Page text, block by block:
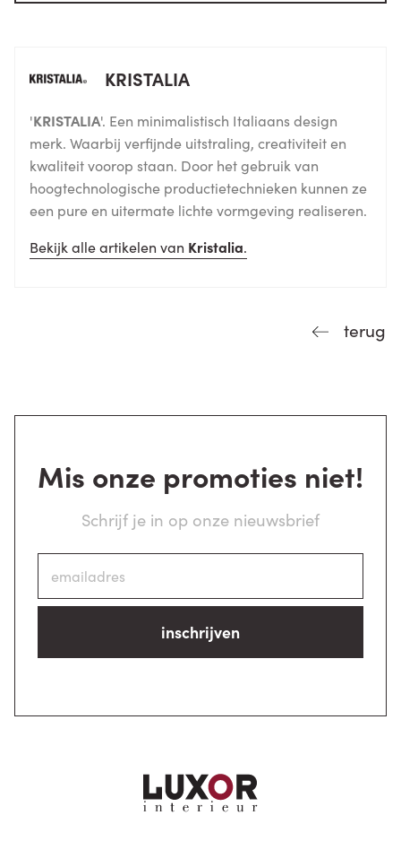
KRISTALIA
'KRISTALIA'. Een minimalistisch Italiaans design
merk. Waarbij verfijnde uitstraling, creativiteit en
kwaliteit voorop staan. Door het gebruik van
hoogtechnologische productietechnieken kunnen ze
een pure en uitermate lichte vormgeving realiseren.
Bekijk alle artikelen van Kristalia.
terug
Mis onze promoties niet!
Schrijf je in op onze nieuwsbrief
inschrijven